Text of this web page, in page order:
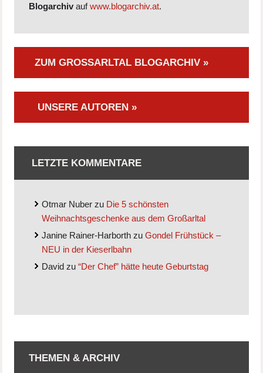
Blogarchiv aufwww.blogarchiv.at.
ZUM GROSSARLTAL BLOGARCHIV »
UNSERE AUTOREN »
LETZTE KOMMENTARE
Otmar Nuber zu Die 5 schönsten
Weihnachtsgeschenke aus dem Großarltal
Janine Rainer-Harborth zuGondel Frühstück –
NEU in der Kieserlbahn
David zu“Der Chef” hätte heute Geburtstag
THEMEN & ARCHIV